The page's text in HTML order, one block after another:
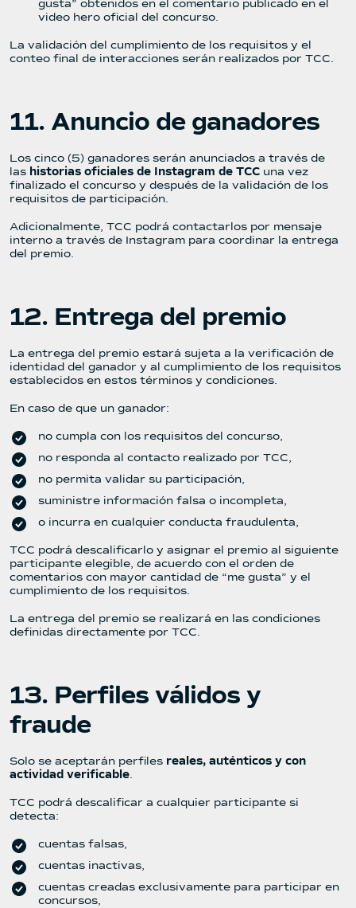
gusta” obtenidos en el comentario publicado en el
video hero oficial del concurso.
La validación del cumplimiento de los requisitos y el
conteo final de interacciones serán realizados por TCC.
11. Anuncio de ganadores
Los cinco (5) ganadores serán anunciados a través de
las historias oficiales de Instagram de TCC una vez
finalizado el concurso y después de la validación de los
requisitos de participación.
Adicionalmente, TCC podrá contactarlos por mensaje
interno a través de Instagram para coordinar la entrega
del premio.
12. Entrega del premio
La entrega del premio estará sujeta a la verificación de
identidad del ganador y al cumplimiento de los requisitos
establecidos en estos términos y condiciones.
En caso de que un ganador:
no cumpla con los requisitos del concurso,
no responda al contacto realizado por TCC,
no permita validar su participación,
suministre información falsa o incompleta,
o incurra en cualquier conducta fraudulenta,
TCC podrá descalificarlo y asignar el premio al siguiente
participante elegible, de acuerdo con el orden de
comentarios con mayor cantidad de “me gusta” y el
cumplimiento de los requisitos.
La entrega del premio se realizará en las condiciones
definidas directamente por TCC.
13. Perfiles válidos y
fraude
Solo se aceptarán perfiles reales, auténticos y con
actividad verificable.
TCC podrá descalificar a cualquier participante si
detecta:
cuentas falsas,
cuentas inactivas,
cuentas creadas exclusivamente para participar en
concursos,